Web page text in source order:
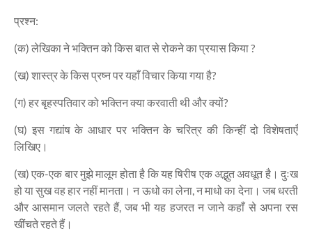
प्रश्न:
(क) लेखिका ने भक्तिन को किस बात से रोकने का प्रयास किया ?
(ख) शास्त्र के किस प्रष्न पर यहाँ विचार किया गया है?
(ग) हर बृहस्पतिवार को भक्तिन क्या करवाती थी और क्यों?
(घ) इस गद्यांष के आधार पर भक्तिन के चरित्र की किन्हीं दो विशेषताएँ
लिखिए।
(ख) एक-एक बार मुझे मालूम होता है कि यह षिरीष एक अद्भुत अवधूत है। दुःख
हो या सुख वह हार नहीं मानता। न ऊधो का लेना, न माधो का देना। जब धरती
और आसमान जलते रहते हैं, जब भी यह हजरत न जाने कहाँ से अपना रस
खींचते रहते हैं।